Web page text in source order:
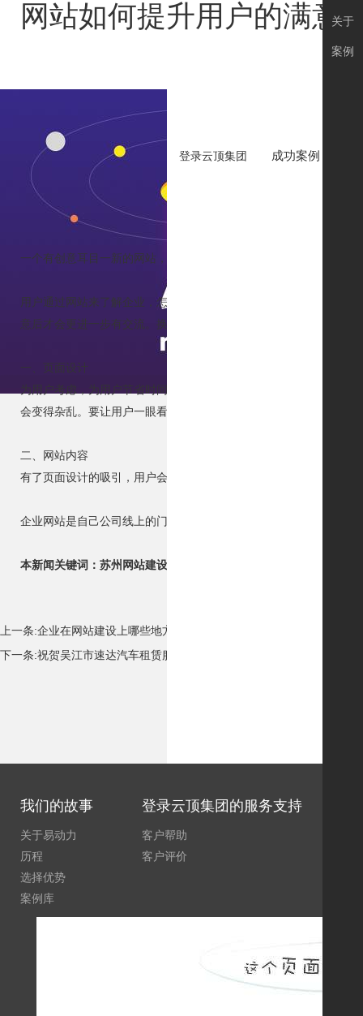
网站如何提升用户的满意
登录云顶集团 成功案例
一个有创意耳目一新的网站，能吸引更多的用户，留住更多的企业
用户通过网站来了解企业，怎么了解呢？通过浏览，怎么浏览呢？
意后才会更进一步有交流。换成企业网站，那就是页面的设计及网
一、页面设计
为用户考虑，为用户节省时间，用短的时间吸引用户，让用户在短
会变得杂乱。要让用户一眼看到页面的“眼睛、鼻子、嘴”，就是常
二、网站内容
有了页面设计的吸引，用户会对你的内容感兴趣，选择继续浏览。
企业网站是自己公司线上的门面，不容马虎，选择一个有实力的
本新闻关键词： 苏州网站建设
上一条:企业在网站建设上哪些地方要花钱呢？
下一条:祝贺吴江市速达汽车租赁服务有限公司网站已成功上线
我们的故事
关于易动力
历程
选择优势
案例库
登录云顶集团的服务支持
客户帮助
客户评价
关于
案例